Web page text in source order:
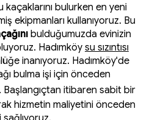
bulurken en yeni
ekipmanları kullanıyoruz. Bu
bulduğumuzda evinizin
Hadımköy su sızıntısı
inanıyoruz. Hadımköy'de
bulma işi için önceden
Başlangıçtan itibaren sabit bir
hizmetin maliyetini önceden